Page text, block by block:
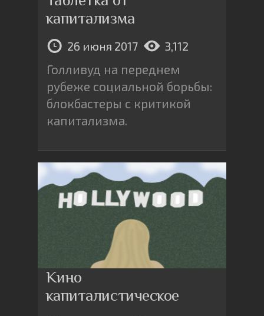
капитализма
26 июня 2017 3,112
Голливуд на переднем
рубеже социальной борьбы:
блокбастеры с критикой
капитализма.
Кино
капиталистическое